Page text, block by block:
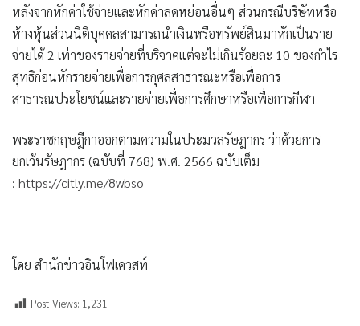
หลังจากหักค่าใช้จ่ายและหักค่าลดหย่อนอื่นๆ ส่วนกรณีบริษัทหรือ
ห้างหุ้นส่วนนิติบุคคลสามารถนำเงินหรือทรัพย์สินมาหักเป็นราย
จ่ายได้ 2 เท่าของรายจ่ายที่บริจาคแต่จะไม่เกินร้อยละ 10 ของกำไร
สุทธิก่อนหักรายจ่ายเพื่อการกุศลสาธารณะหรือเพื่อการ
สาธารณประโยชน์และรายจ่ายเพื่อการศึกษาหรือเพื่อการกีฬา
พระราชกฤษฎีกาออกตามความในประมวลรัษฎากร ว่าด้วยการ
ยกเว้นรัษฎากร (ฉบับที่ 768) พ.ศ. 2566 ฉบับเต็ม
: https://citly.me/8wbso
โดย สำนักข่าวอินโฟเควสท์
Post Views: 1,231